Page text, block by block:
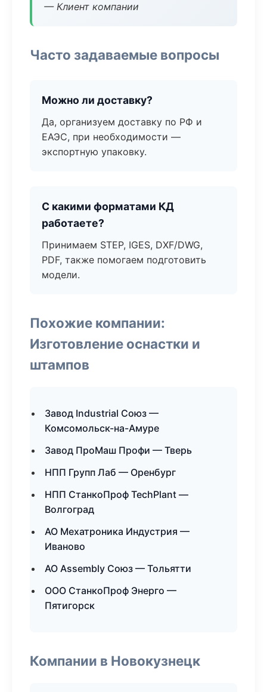
— Клиент компании
Часто задаваемые вопросы
Можно ли доставку?
Да, организуем доставку по РФ и
ЕАЭС, при необходимости —
экспортную упаковку.
С какими форматами КД
работаете?
Принимаем STEP, IGES, DXF/DWG,
PDF, также помогаем подготовить
модели.
Похожие компании:
Изготовление оснастки и
штампов
Завод Industrial Союз —
Комсомольск-на-Амуре
Завод ПроМаш Профи — Тверь
НПП Групп Лаб — Оренбург
НПП СтанкоПроф TechPlant —
Волгоград
АО Мехатроника Индустрия —
Иваново
АО Assembly Союз — Тольятти
ООО СтанкоПроф Энерго —
Пятигорск
Компании в Новокузнецк